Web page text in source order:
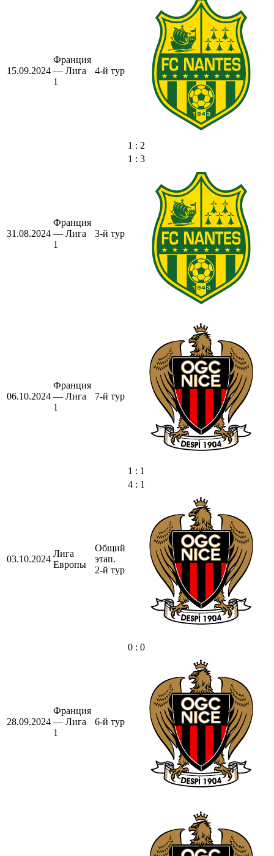
15.09.2024
Франция
— Лига
1
4-й тур
1 : 2
31.08.2024
Франция
— Лига
1
3-й тур
1 : 3
06.10.2024
Франция
— Лига
1
7-й тур
1 : 1
03.10.2024
Лига
Европы
Общий
этап.
2-й тур
4 : 1
28.09.2024
Франция
— Лига
1
6-й тур
0 : 0